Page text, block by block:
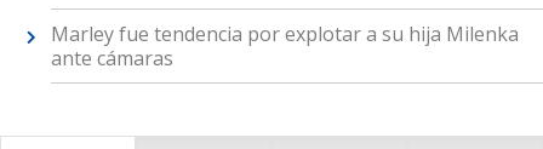
Marley fue tendencia por explotar a su hija Milenka
ante cámaras